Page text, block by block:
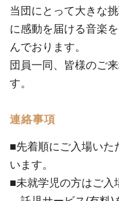
当団にとって大きな
に感動を届ける音楽
んでおります。
団員一同、皆様のご
す。
連絡事項
■先着順にご入場いた
います。
■未就学児の方はご入